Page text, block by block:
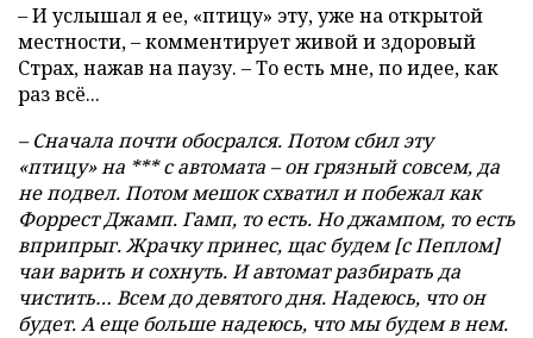
– И услышал я ее, «птицу» эту, уже на открытой
местности, – комментирует живой и здоровый
Страх, нажав на паузу. – То есть мне, по идее, как
раз всё...
– Сначала почти обосрался. Потом сбил эту
«птицу» на *** с автомата – он грязный совсем, да
не подвел. Потом мешок схватил и побежал как
Форрест Джамп. Гамп, то есть. Но джампом, то есть
вприпрыг. Жрачку принес, щас будем [с Пеплом]
чаи варить и сохнуть. И автомат разбирать да
чистить… Всем до девятого дня. Надеюсь, что он
будет. А еще больше надеюсь, что мы будем в нем.